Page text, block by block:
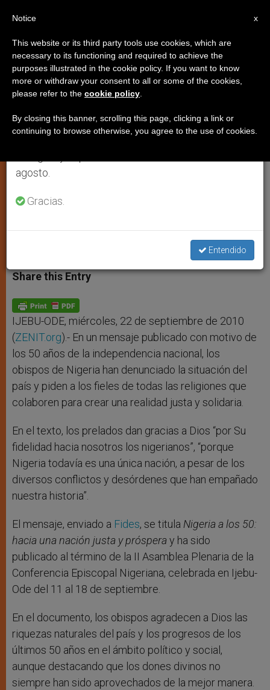
“Cristianos y musulmanes deben
colaborar en la construcción de
Nigeria”
La conferencia episcopal denuncia los
CULTURA
t
s
p
p
s
e
g
e
r
e
b
o
k
t r
Share this Entry
IJEBU-ODE, miércoles, 22 de septiembre de 2010
(ZENIT.org).- En un mensaje publicado con motivo de
los 50 años de la independencia nacional, los
obispos de Nigeria han denunciado la situación del
país y piden a los fieles de todas las religiones que
colaboren para crear una realidad justa y solidaria.
En el texto, los prelados dan gracias a Dios “por Su
fidelidad hacia nosotros los nigerianos”, “porque
Nigeria todavía es una única nación, a pesar de los
diversos conflictos y desórdenes que han empañado
nuestra historia”.
El mensaje, enviado a Fides, se titula Nigeria a los 50:
hacia una nación justa y próspera y ha sido
publicado al término de la II Asamblea Plenaria de la
Conferencia Episcopal Nigeriana, celebrada en Ijebu-
Ode del 11 al 18 de septiembre.
En el documento, los obispos agradecen a Dios las
riquezas naturales del país y los progresos de los
últimos 50 años en el ámbito político y social,
aunque destacando que los dones divinos no
siempre han sido aprovechados de la mejor manera.
×
Aviso importante
Del 27 de julio al 7 de agosto haremos la pausa
anual, aprovechando que en el periodo de verano
se generan menos informaciones y también el
agosto.
Gracias.
Entendido
x
Notice
This website or its third party tools use cookies, which are
necessary to its functioning and required to achieve the
purposes illustrated in the cookie policy. If you want to know
more or withdraw your consent to all or some of the cookies,
please refer to the cookie policy
By closing this banner, scrolling this page, clicking a link or
continuing to browse otherwise, you agree to the use of cookies.